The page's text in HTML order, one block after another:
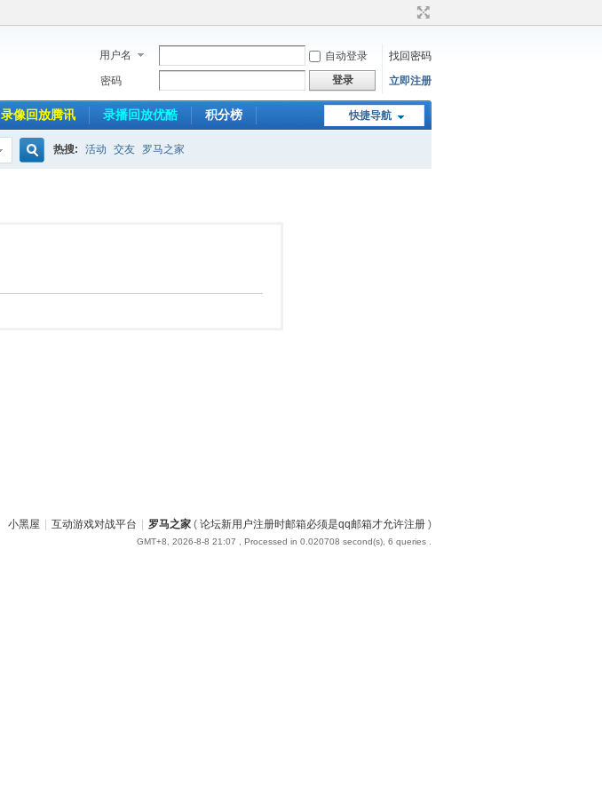
用户名 自动登录
找回密码
密码
登录 立即注册
快捷导航
录像回放腾讯 录播回放优酷 积分榜
热搜: 活动 交友 罗马之家
小黑屋 互动游戏对战平台 罗马之家 ( 论坛新用户注册时邮箱必须是qq邮箱才允许注册 )
GMT+8, 2026-8-8 21:07 , Processed in 0.020708 second(s), 6 queries .